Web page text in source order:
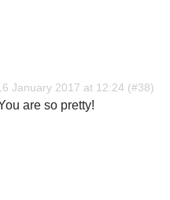
January 2017 at 12:24
are so pretty!